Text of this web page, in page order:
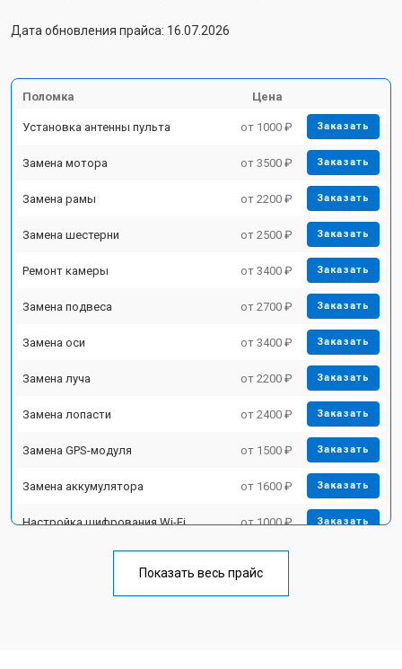
Дата обновления прайса: 16.07.2026
Поломка Цена
Установка антенны пульта от 1000 ₽ Заказать
Замена мотора от 3500 ₽ Заказать
Замена рамы от 2200 ₽ Заказать
Замена шестерни от 2500 ₽ Заказать
Ремонт камеры от 3400 ₽ Заказать
Замена подвеса от 2700 ₽ Заказать
Замена оси от 3400 ₽ Заказать
Замена луча от 2200 ₽ Заказать
Замена лопасти от 2400 ₽ Заказать
Замена GPS-модуля от 1500 ₽ Заказать
Замена аккумулятора от 1600 ₽ Заказать
Настройка шифрования Wi-Fi от 1000 ₽ Заказать
Замена материнской платы от 2800 ₽
Показать весь прайс